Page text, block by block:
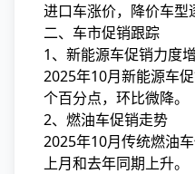
进口车涨价，降价车型
二、车市促销跟踪
1、新能源车促销力度
2025年10月新能源车
个百分点，环比微降。
2、燃油车促销走势
2025年10月传统燃油
上月和去年同期上升。